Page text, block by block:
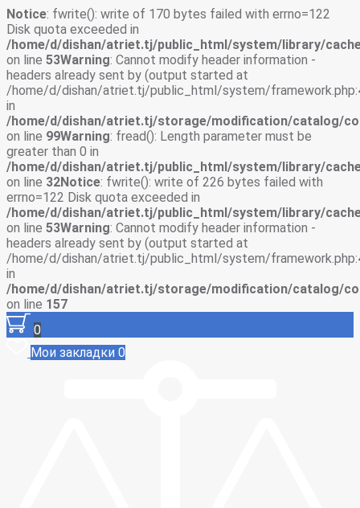
Notice: fwrite(): write of 170 bytes failed with errno=122
Disk quota exceeded in
/home/d/dishan/atriet.tj/public_html/system/library/
on line 53Warning: Cannot modify header information -
headers already sent by (output started at
/home/d/dishan/atriet.tj/public_html/system/
in
/home/d/dishan/atriet.tj/storage/modification/catalog/
on line 99Warning: fread(): Length parameter must be
greater than 0 in
/home/d/dishan/atriet.tj/public_html/system/library/
on line 32Notice: fwrite(): write of 226 bytes failed with
errno=122 Disk quota exceeded in
/home/d/dishan/atriet.tj/public_html/system/library/
on line 53Warning: Cannot modify header information -
headers already sent by (output started at
/home/d/dishan/atriet.tj/public_html/system/
in
/home/d/dishan/atriet.tj/storage/modification/catalog/
on line 157
0
Мои закладки 0